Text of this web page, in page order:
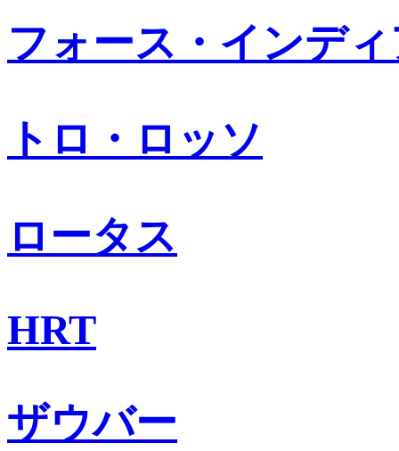
フォース・インデ
トロ・ロッソ
ロータス
HRT
ザウバー